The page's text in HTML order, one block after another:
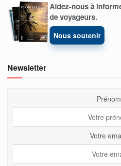
Aidez-nous à
de voyageurs.
Nous soutenir
Newsletter
Prénom
Votre